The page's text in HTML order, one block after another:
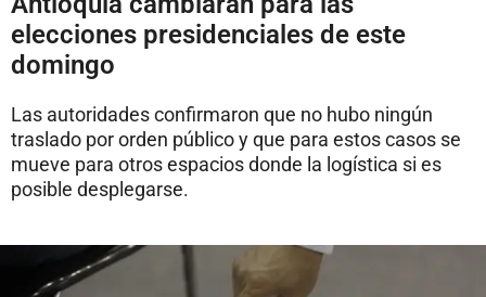
elecciones presidenciales de este
domingo
Las autoridades confirmaron que no hubo ningún
traslado por orden público y que para estos casos se
mueve para otros espacios donde la logística si es
posible desplegarse.